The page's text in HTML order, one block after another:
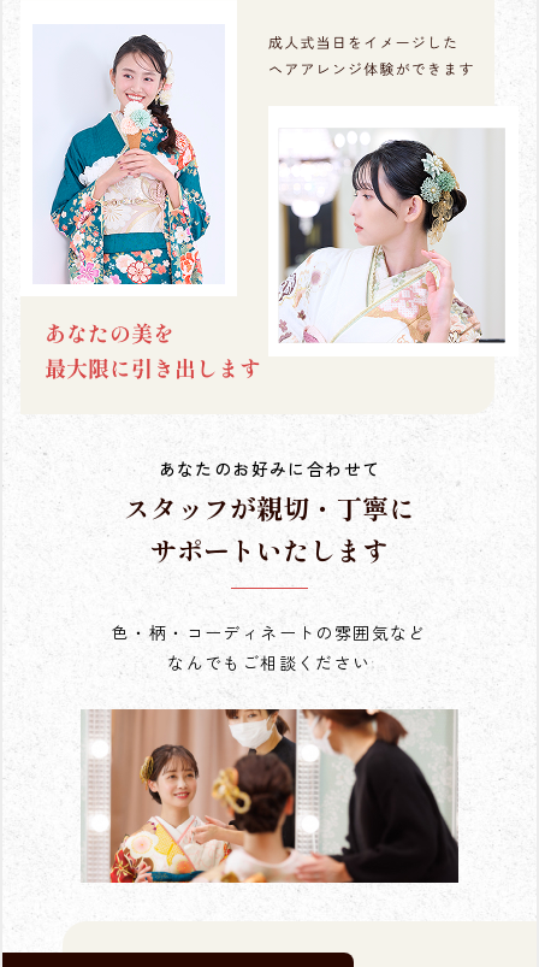
あなたのお好みに合わせて
スタッフが親切・丁寧に
サポートいたします
色・柄・コーディネートの雰囲気など
なんでもご相談ください